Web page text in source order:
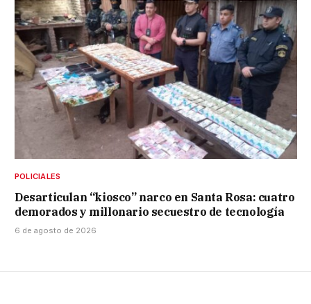
POLICIALES
Desarticulan “kiosco” narco en Santa Rosa: cuatro
demorados y millonario secuestro de tecnología
6 de agosto de 2026